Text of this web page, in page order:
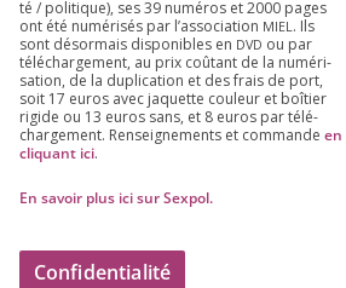
té /​ poli­tique), ses39 numé­ros et2000 pages
ont été numé­ri­sés par l’as­so­cia­tion MIEL. Ils
sont désor­mais dis­po­nibles en DVD ou par
télé­char­ge­ment, au prix coû­tant de la numé­ri­
sa­tion, de la dupli­ca­tion et des frais de port,
soit 17 euros avec jaquette cou­leur et boî­tier
rigide ou 13 euros sans, et 8 euros par télé­
char­ge­ment. Ren­sei­gne­ments et com­mande en
cli­quant ici.
En savoir plus ici sur Sexpol.
Confidentialité